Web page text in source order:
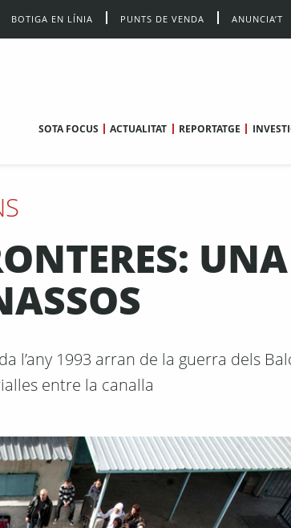
BOTIGA EN LÍNIA PUNTS DE VENDA ANUNCIA’T
SOTA FOCUS ACTUALITAT REPORTATGE
UNA
l’any 1993 arran de la guerra dels
entre la canalla